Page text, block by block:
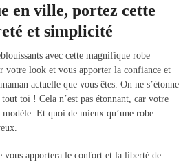
en ville, portez cette
et simplicité
avec cette magnifique robe
votre look et vous apporter la confiance et
actuelle que vous êtes. On ne s’étonne
toi ! Cela n’est pas étonnant, car votre
Et quoi de mieux qu’une robe
vous apportera le confort et la liberté de